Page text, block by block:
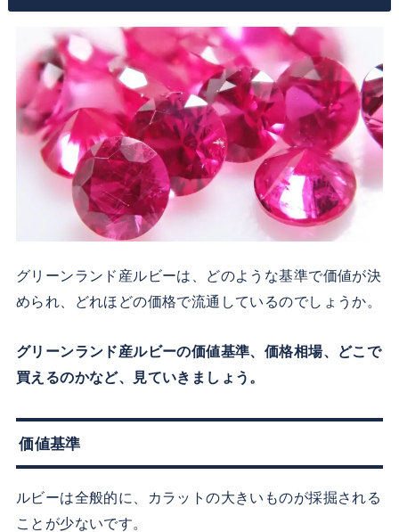
グリーンランド産ルビーは、どのような基準で価値が決
められ、どれほどの価格で流通しているのでしょうか。
グリーンランド産ルビーの価値基準、価格相場、どこで
買えるのかなど、見ていきましょう。
価値基準
ルビーは全般的に、カラットの大きいものが採掘される
ことが少ないです。